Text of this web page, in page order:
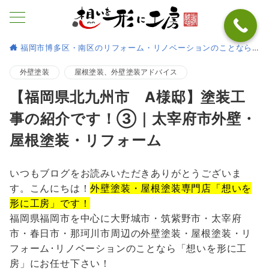
福岡市博多区・南区のリフォーム・リノベーションのことなら
外壁塗装 屋根塗装、外壁塗装アドバイス
【福岡県北九州市 A様邸】塗装工
事の紹介です！③｜太宰府市外壁・
屋根塗装・リフォーム
いつもブログをお読みいただきありがとうございま
す。こんにちは！外壁塗装・屋根塗装専門店「想いを
形に工房」です！
福岡県福岡市を中心に大野城市・筑紫野市・太宰府
市・春日市・那珂川市周辺の外壁塗装・屋根塗装・リ
フォーム･リノベーションのことなら「想いを形に工
房」にお任せ下さい！